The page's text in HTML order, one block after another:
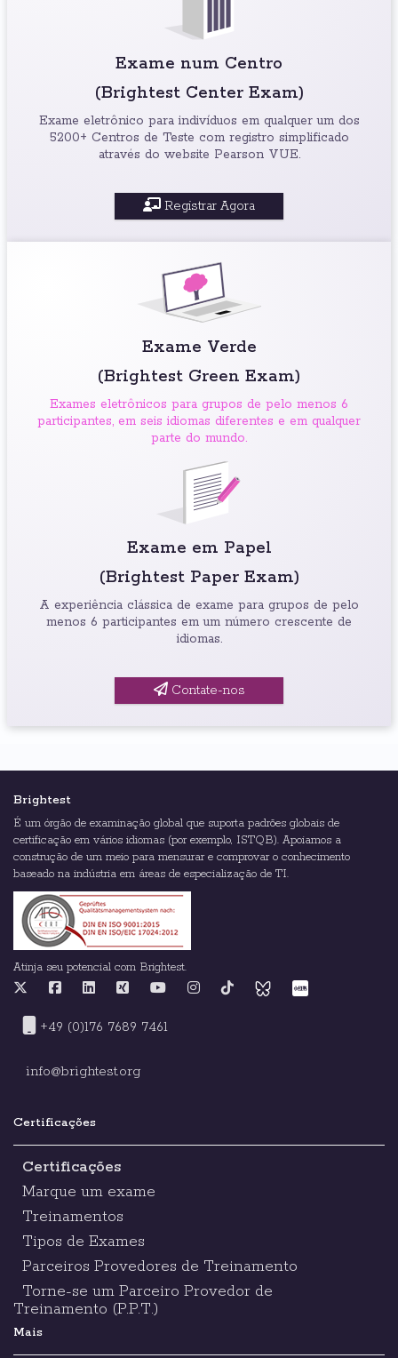
Exame num Centro
(Brightest Center Exam)
Exame eletrônico para indivíduos em qualquer um dos
5200+ Centros de Teste com registro simplificado
através do website Pearson VUE.
Registrar Agora
Exame Verde
(Brightest Green Exam)
Exames eletrônicos para grupos de pelo menos 6
participantes, em seis idiomas diferentes e em qualquer
parte do mundo.
Exame em Papel
(Brightest Paper Exam)
A experiência clássica de exame para grupos de pelo
menos 6 participantes em um número crescente de
idiomas.
Contate-nos
Brightest
É um órgão de examinação global que suporta padrões globais de
certificação em vários idiomas (por exemplo, ISTQB). Apoiamos a
construção de um meio para mensurar e comprovar o conhecimento
baseado na indústria em áreas de especialização de TI.
Atinja seu potencial com Brightest.
+49 (0)176 7689 7461
info@brightest.org
Certificações
Certificações
Marque um exame
Treinamentos
Tipos de Exames
Parceiros Provedores de Treinamento
Torne-se um Parceiro Provedor de
Treinamento (P.P.T.)
Mais